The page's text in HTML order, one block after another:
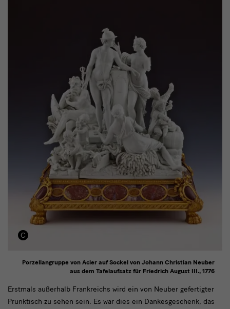
text1
Erstmals außerhalb Frankreichs wird ein von Neuber gefertigter
Prunktisch zu sehen sein. Es war dies ein Dankesgeschenk, das
Porzellangruppe von Acier auf Sockel von Johann Christian Neuber
aus dem Tafelaufsatz für Friedrich August III., 1776